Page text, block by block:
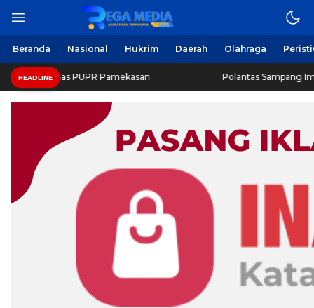
Beranda Nasional Hukrim Daerah Olahraga
HEADLINE
PUPR Pamekasan Polantas Sampang Imbau Latihan